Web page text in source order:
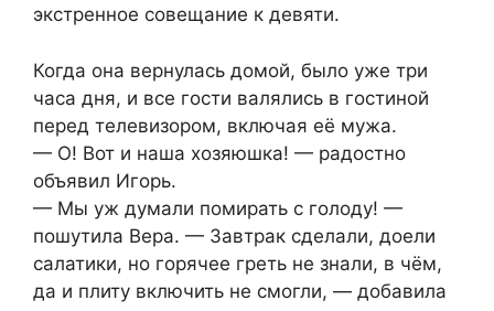
экстренное совещание к девяти.
Когда она вернулась домой, было уже три
часа дня, и все гости валялись в гостиной
перед телевизором, включая её мужа.
— О! Вот и наша хозяюшка! — радостно
объявил Игорь.
— Мы уж думали помирать с голоду! —
пошутила Вера. — Завтрак сделали, доели
салатики, но горячее греть не знали, в чём,
да и плиту включить не смогли, — добавила